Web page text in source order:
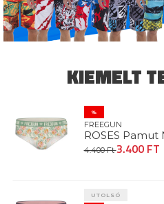
KIEMELT
%
FREEGUN
ROSES Pamut
4.400 Ft3.400 FT
UTOLSÓ